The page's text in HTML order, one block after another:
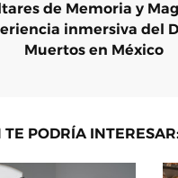
de Memoria y
inmersiva del
Muertos en México
TE PODRÍA INTERESAR: